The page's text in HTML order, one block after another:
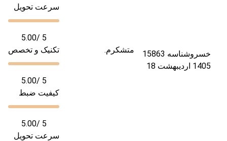
سرعت تحویل
5.00/ 5
خسروشناسه 15863
1405 اردیبهشت 18
متشکرم. تکنیک و تخصص
5.00/ 5
کیفیت ضبط
5.00/ 5
سرعت تحویل